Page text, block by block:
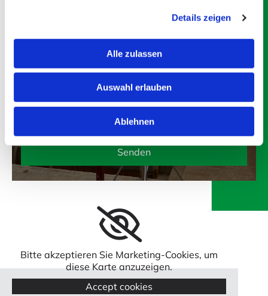
Details zeigen
Alle zulassen
Auswahl erlauben
Ablehnen
Wir verarbeiten Ihre eingegebenen
Beantwortung Ihrer Anfrage. Weitere Informationen
zum Datenschutz, insbesondere auch zu Ihren Rechten,
finden Sie in unseren Datenschutzhinweisen. *
* Pflichtfeld
Bitte akzeptieren Sie Marketing-Cookies, um
diese Karte anzuzeigen.
Accept cookies